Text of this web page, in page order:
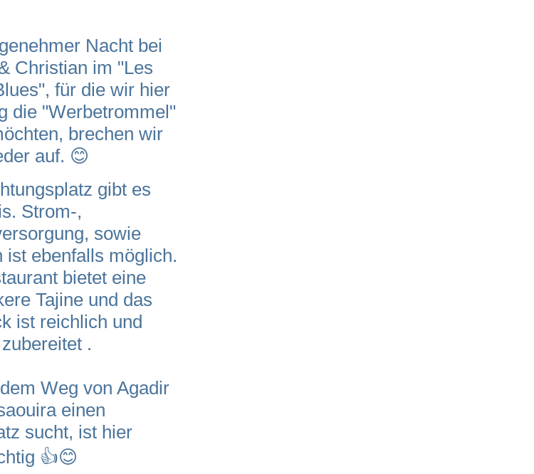
Nacht bei
Christian im "Les
für die wir hier
die "Werbetrommel"
brechen wir
auf. 😊
gibt es
Strom-,
sowie
ist ebenfalls möglich.
bietet eine
Tajine und das
ist reichlich und
.
Weg von Agadir
einen
sucht, ist hier
👍😊